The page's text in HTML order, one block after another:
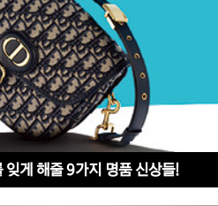
잊게 해줄 9가지 명품 신상들!